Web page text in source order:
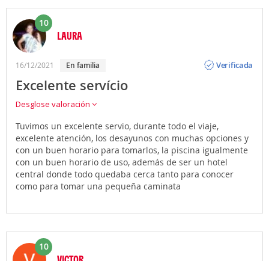
10
LAURA
16/12/2021 en familia
Verificada
Excelente servício
Desglose valoración
Tuvimos un excelente servio, durante todo el viaje,
excelente atención, los desayunos con muchas opciones y
con un buen horario para tomarlos, la piscina igualmente
con un buen horario de uso, además de ser un hotel
central donde todo quedaba cerca tanto para conocer
como para tomar una pequeña caminata
10